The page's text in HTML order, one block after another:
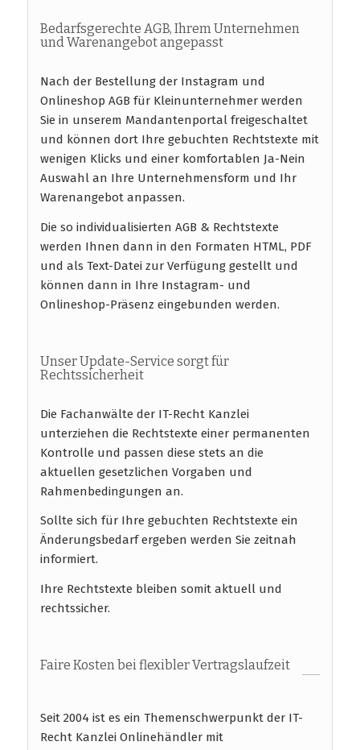
Bedarfsgerechte AGB, Ihrem Unternehmen
und Warenangebot angepasst
Nach der Bestellung der Instagram und
Onlineshop AGB für Kleinunternehmer werden
Sie in unserem Mandantenportal freigeschaltet
und können dort Ihre gebuchten Rechtstexte mit
wenigen Klicks und einer komfortablen Ja-Nein
Auswahl an Ihre Unternehmensform und Ihr
Warenangebot anpassen.
Die so individualisierten AGB & Rechtstexte
werden Ihnen dann in den Formaten HTML, PDF
und als Text-Datei zur Verfügung gestellt und
können dann in Ihre Instagram- und
Onlineshop-Präsenz eingebunden werden.
Unser Update-Service sorgt für
Rechtssicherheit
Die Fachanwälte der IT-Recht Kanzlei
unterziehen die Rechtstexte einer permanenten
Kontrolle und passen diese stets an die
aktuellen gesetzlichen Vorgaben und
Rahmenbedingungen an.
Sollte sich für Ihre gebuchten Rechtstexte ein
Änderungsbedarf ergeben werden Sie zeitnah
informiert.
Ihre Rechtstexte bleiben somit aktuell und
rechtssicher.
Faire Kosten bei flexibler Vertragslaufzeit
Seit 2004 ist es ein Themenschwerpunkt der IT-
Recht Kanzlei Onlinehändler mit